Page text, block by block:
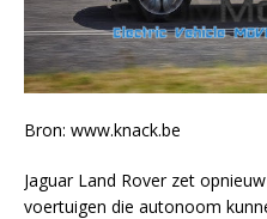
Bron: www.knack.be
Jaguar Land Rover zet
voertuigen die autonoom